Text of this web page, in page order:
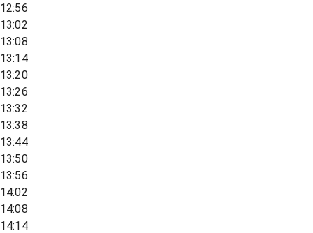
12:56
13:02
13:08
13:14
13:20
13:26
13:32
13:38
13:44
13:50
13:56
14:02
14:08
14:14